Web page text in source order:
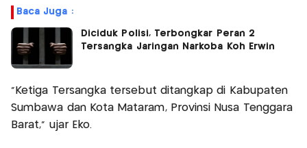
Baca Juga :
Diciduk Polisi, Terbongkar Peran 2
Tersangka Jaringan Narkoba Koh Erwin
"Ketiga Tersangka tersebut ditangkap di Kabupaten
Sumbawa dan Kota Mataram, Provinsi Nusa Tenggara
Barat," ujar Eko.